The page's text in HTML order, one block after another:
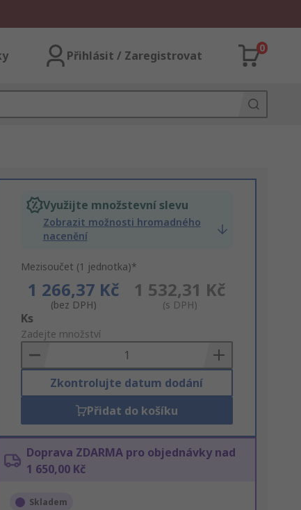
Přihlásit / Zaregistrovat
0
Využijte množstevní slevu
Zobrazit možnosti hromadného
nacenění
Mezisoučet (1 jednotka)*
1 266,37 Kč
(bez DPH)
1 532,31 Kč
(s DPH)
Add
to
Basket
Ks
Zadejte množství
Zkontrolujte datum dodání
Přidat do košíku
Doprava ZDARMA pro objednávky nad
1 650,00 Kč
Skladem